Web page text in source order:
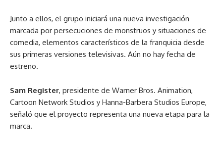
Junto a ellos, el grupo iniciará una nueva investigación
marcada por persecuciones de monstruos y situaciones de
comedia, elementos característicos de la franquicia desde
sus primeras versiones televisivas. Aún no hay fecha de
estreno.
Sam Register, presidente de Warner Bros. Animation,
Cartoon Network Studios y Hanna-Barbera Studios Europe,
señaló que el proyecto representa una nueva etapa para la
marca.